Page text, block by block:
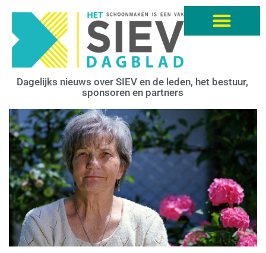
Dagelijks nieuws over SIEV en de leden, het bestuur,
sponsoren en partners